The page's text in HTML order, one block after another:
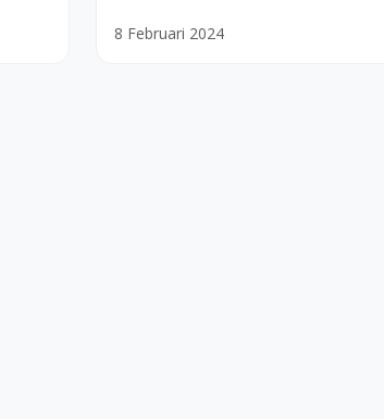
8 Februari 2024